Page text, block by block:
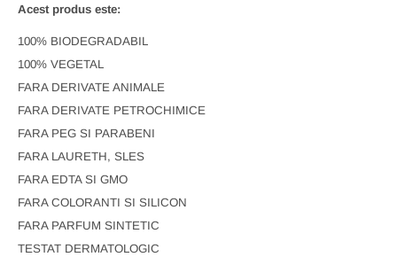
Acest produs este:
100% BIODEGRADABIL
100% VEGETAL
FARA DERIVATE ANIMALE
FARA DERIVATE PETROCHIMICE
FARA PEG SI PARABENI
FARA LAURETH, SLES
FARA EDTA SI GMO
FARA COLORANTI SI SILICON
FARA PARFUM SINTETIC
TESTAT DERMATOLOGIC